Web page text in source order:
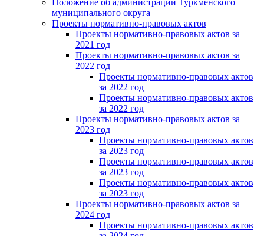
муниципального округа
Проекты нормативно-правовых актов
Проекты нормативно-правовых актов за
2021 год
Проекты нормативно-правовых актов за
2022 год
Проекты нормативно-правовых актов
за 2022 год
Проекты нормативно-правовых актов
за 2022 год
Проекты нормативно-правовых актов за
2023 год
Проекты нормативно-правовых актов
за 2023 год
Проекты нормативно-правовых актов
за 2023 год
Проекты нормативно-правовых актов
за 2023 год
Проекты нормативно-правовых актов за
2024 год
Проекты нормативно-правовых актов